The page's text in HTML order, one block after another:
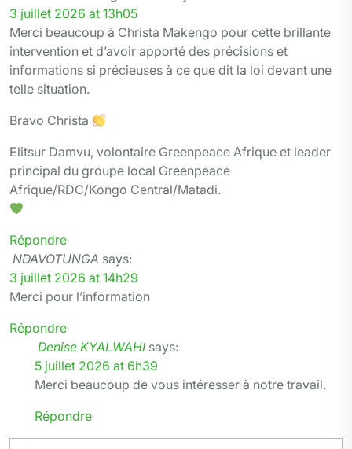
3 juillet 2026 at 13h05
Merci beaucoup à Christa Makengo pour cette brillante
intervention et d’avoir apporté des précisions et
informations si précieuses à ce que dit la loi devant une
telle situation.
Bravo Christa
Elitsur Damvu, volontaire Greenpeace Afrique et leader
principal du groupe local Greenpeace
Afrique/RDC/Kongo Central/Matadi.
Répondre
NDAVOTUNGA says:
3 juillet 2026 at 14h29
Merci pour l’information
Répondre
Denise KYALWAHI says:
5 juillet 2026 at 6h39
Merci beaucoup de vous intéresser à notre travail.
Répondre